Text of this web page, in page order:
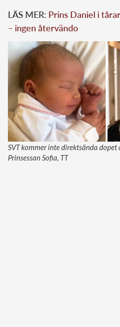
LÄS MER: Prins Daniel i
– ingen återvändo
SVT kommer inte direktsända dopet
Prinsessan Sofia, TT